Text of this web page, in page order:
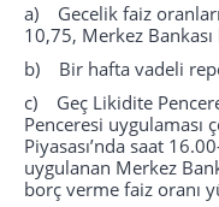
a) Gecelik faiz
10,75, Merkez
b) Bir hafta vadeli
c) Geç Likidite
Penceresi uygulaması
Piyasası’nda saat
uygulanan Merkez
borç verme faiz oranı